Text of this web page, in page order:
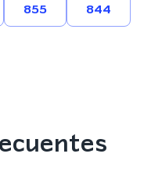
855 844